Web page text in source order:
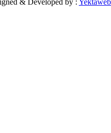
Designed & Developed by :